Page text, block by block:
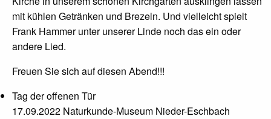
mit kühlen Getränken und Brezeln. Und vielleicht spielt
Frank Hammer unter unserer Linde noch das ein oder
andere Lied.
Freuen Sie sich auf diesen Abend!!!
Tag der offenen Tür
17.09.2022 Naturkunde-Museum Nieder-Eschbach